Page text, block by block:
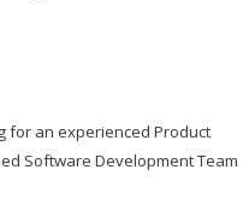
for an experienced Product
Software Development Team